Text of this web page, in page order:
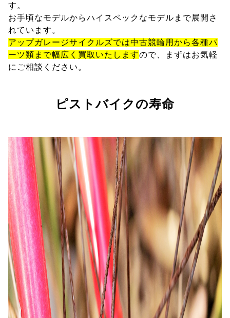
す。
お手頃なモデルからハイスペックなモデルまで展開さ
れています。
アップガレージサイクルズでは中古競輪用から各種パ
ーツ類まで幅広く買取いたしますので、まずはお気軽
にご相談ください。
ピストバイクの寿命